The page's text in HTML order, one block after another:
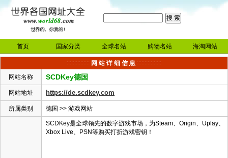
首页 国家分类 全球名站 购物名站 海淘网站
::::::::::::::: 网 站 详 细 信 息 ::::::::::::::::
网站名称
SCDKey德国
网站地址 https://de.scdkey.com
所属类别 德国 >>游戏网站
SCDKey是全球领先的数字游戏市场，为Steam、Origin、Uplay、
Xbox Live、PSN等购买打折游戏密钥！